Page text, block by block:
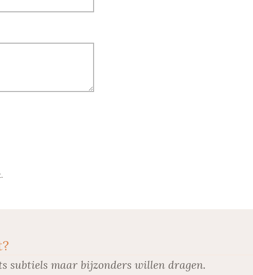
subtiels maar bijzonders willen dragen.